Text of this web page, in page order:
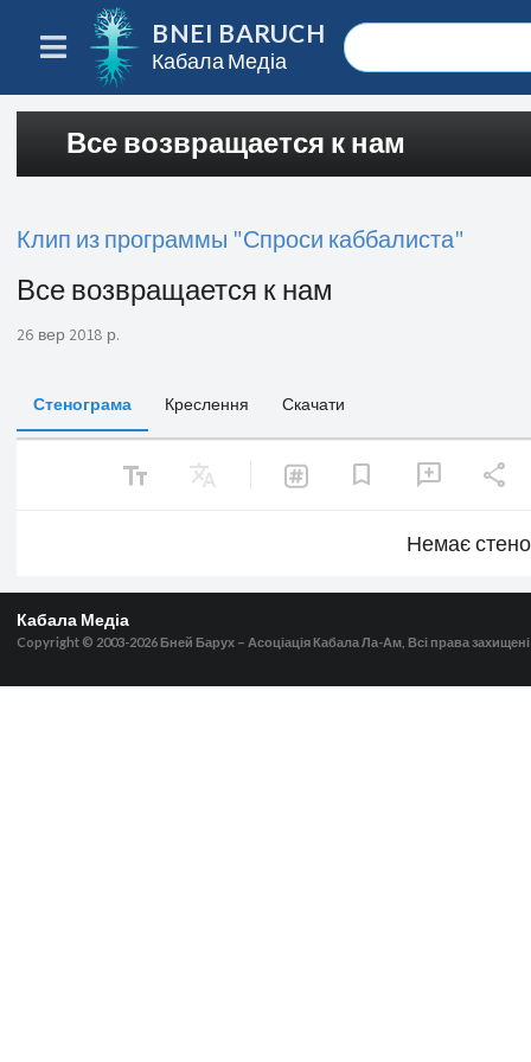
BNEI BARUCH
Кабала Медіа
Все возвращается к нам
Клип из программы "Спроси каббалиста"
Все возвращается к нам
26 вер 2018 р.
Стенограма Креслення Скачати
text_fields Translate bookmark add_comment share
Немає
Кабала Медіа
Copyright © 2003-2026 Бней Барух – Асоціація Кабала Ла-Ам, Всі права захищені